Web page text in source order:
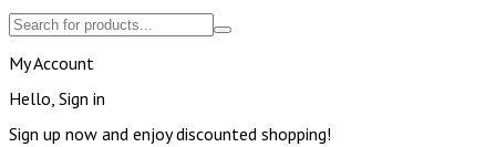
My Account
Hello, Sign in
Sign up now and enjoy discounted shopping!